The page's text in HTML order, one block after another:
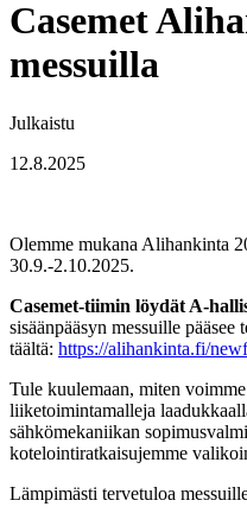
Casemet
messuilla
Julkaistu
12.8.2025
Olemme mukana Alihankinta
30.9.-2.10.2025.
Casemet-tiimin löydät A-
sisäänpääsyn messuille pääsee
täältä: https://alihankinta.fi/
Tule kuulemaan, miten
liiketoimintamalleja
sähkömekaniikan
kotelointiratkaisujemme
Lämpimästi tervetuloa